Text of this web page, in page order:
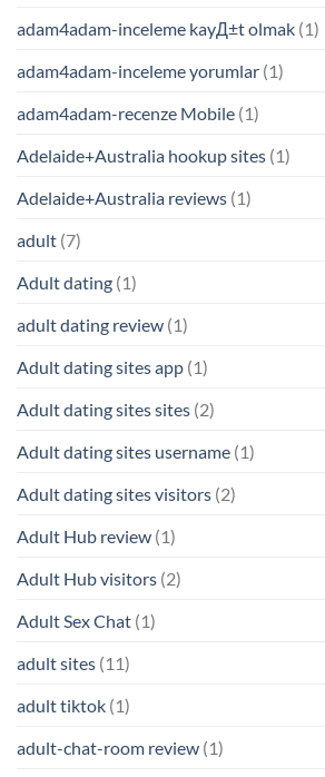
adam4adam-inceleme kayД±t olmak (1)
adam4adam-inceleme yorumlar (1)
adam4adam-recenze Mobile (1)
Adelaide+Australia hookup sites (1)
Adelaide+Australia reviews (1)
adult (7)
Adult dating (1)
adult dating review (1)
Adult dating sites app (1)
Adult dating sites sites (2)
Adult dating sites username (1)
Adult dating sites visitors (2)
Adult Hub review (1)
Adult Hub visitors (2)
Adult Sex Chat (1)
adult sites (11)
adult tiktok (1)
adult-chat-room review (1)